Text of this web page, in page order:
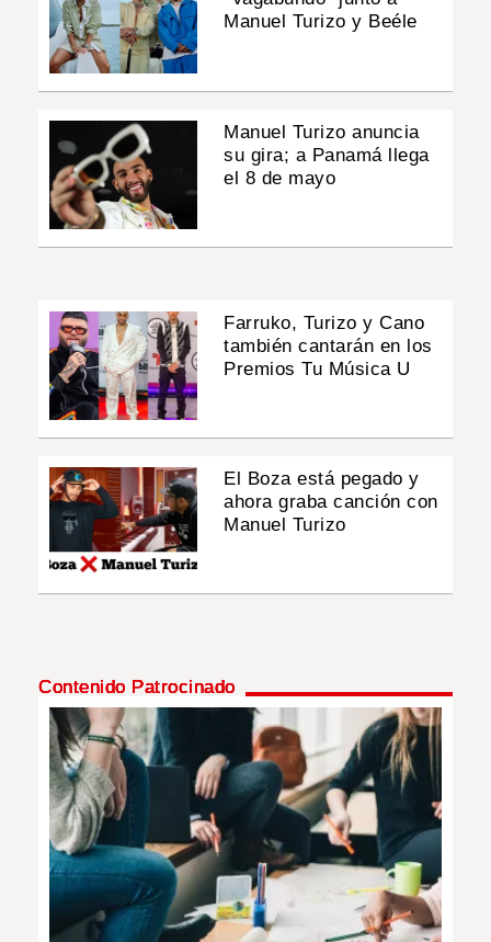
Manuel Turizo y Beéle
Manuel Turizo anuncia
su gira; a Panamá llega
el 8 de mayo
Farruko, Turizo y Cano
también cantarán en los
Premios Tu Música U
El Boza está pegado y
ahora graba canción con
Manuel Turizo
Contenido Patrocinado